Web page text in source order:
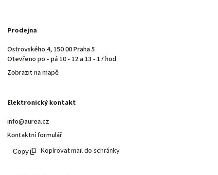
Prodejna
Ostrovského 4, 150 00 Praha 5
Otevřeno po - pá 10 - 12 a 13 - 17 hod
Zobrazit na mapě
Elektronický kontakt
info@aurea.cz
Kontaktní formulář
Kopírovat mail do schránky